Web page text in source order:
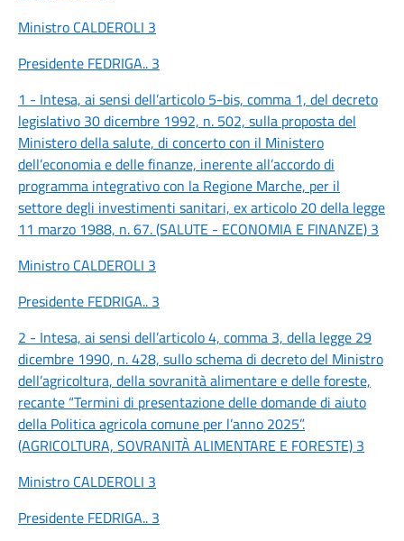
Ministro CALDEROLI 3
Presidente FEDRIGA.. 3
1 - Intesa, ai sensi dell’articolo 5-bis, comma 1, del decreto
legislativo 30 dicembre 1992, n. 502, sulla proposta del
Ministero della salute, di concerto con il Ministero
dell’economia e delle finanze, inerente all’accordo di
programma integrativo con la Regione Marche, per il
settore degli investimenti sanitari, ex articolo 20 della legge
11 marzo 1988, n. 67. (SALUTE - ECONOMIA E FINANZE) 3
Ministro CALDEROLI 3
Presidente FEDRIGA.. 3
2 - Intesa, ai sensi dell’articolo 4, comma 3, della legge 29
dicembre 1990, n. 428, sullo schema di decreto del Ministro
dell’agricoltura, della sovranità alimentare e delle foreste,
recante “Termini di presentazione delle domande di aiuto
della Politica agricola comune per l’anno 2025”.
(AGRICOLTURA, SOVRANITÀ ALIMENTARE E FORESTE) 3
Ministro CALDEROLI 3
Presidente FEDRIGA.. 3